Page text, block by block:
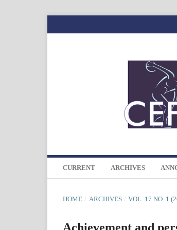
CURRENT ARCHIVES
HOME / ARCHIVES / VOL. 17 NO. 1
Achievement and